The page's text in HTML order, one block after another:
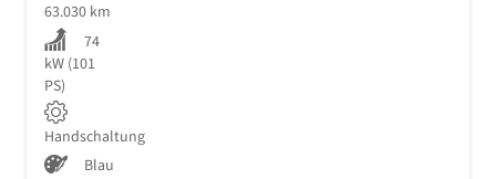
63.030 km
74
kW (101
PS)
Handschaltung
Blau